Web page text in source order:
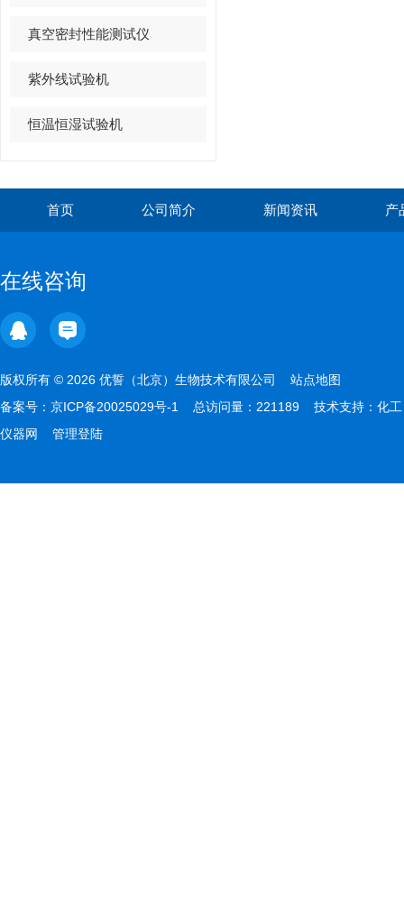
真空密封性能测试仪
紫外线试验机
恒温恒湿试验机
首页 公司简介 新闻资讯 产
在线咨询
版权所有 © 2026 优誓（北京）生物技术有限公司 站点地图
备案号： 京ICP备20025029号-1 总访问量：221189 技术支持： 化工
仪器网
管理登陆